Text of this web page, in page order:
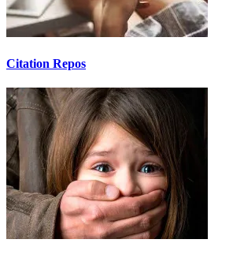
Citation Repos